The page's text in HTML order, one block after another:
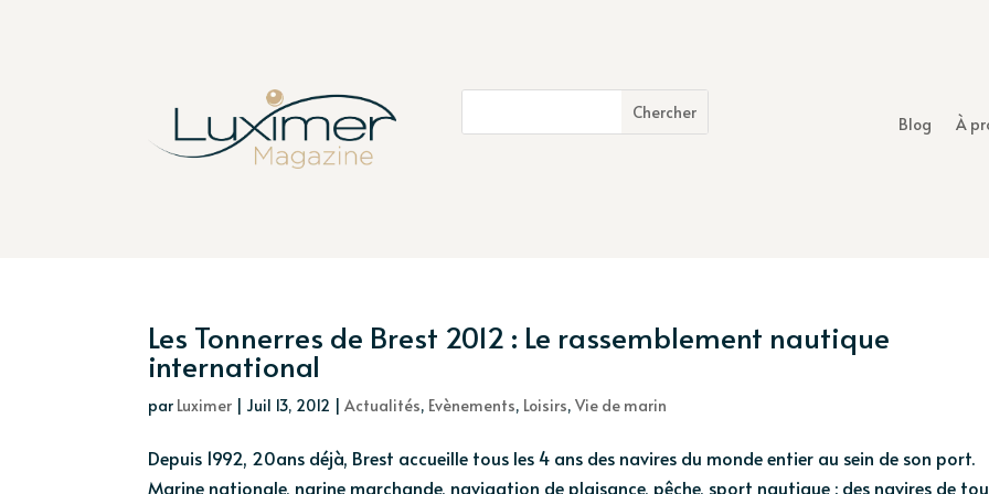
Blog À
Les Tonnerres de Brest 2012 : Le rassemblement nautique
international
par Luximer | Juil 13, 2012 |Actualités, Evènements, Loisirs,Vie de marin
Depuis 1992, 20ans déjà, Brest accueille tous les 4 ans des navires du monde entier au sein de son port.
Marine nationale, narine marchande, navigation de plaisance, pêche, sport nautique : des navires de